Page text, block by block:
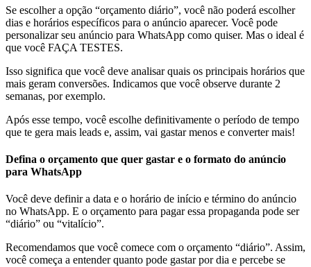
Se escolher a opção “orçamento diário”, você não poderá escolher
dias e horários específicos para o anúncio aparecer. Você pode
personalizar seu anúncio para WhatsApp como quiser. Mas o ideal é
que você FAÇA TESTES.
Isso significa que você deve analisar quais os principais horários que
mais geram conversões. Indicamos que você observe durante 2
semanas, por exemplo.
Após esse tempo, você escolhe definitivamente o período de tempo
que te gera mais leads e, assim, vai gastar menos e converter mais!
Defina o orçamento que quer gastar e o formato do anúncio
para WhatsApp
Você deve definir a data e o horário de início e término do anúncio
no WhatsApp. E o orçamento para pagar essa propaganda pode ser
“diário” ou “vitalício”.
Recomendamos que você comece com o orçamento “diário”. Assim,
você começa a entender quanto pode gastar por dia e percebe se